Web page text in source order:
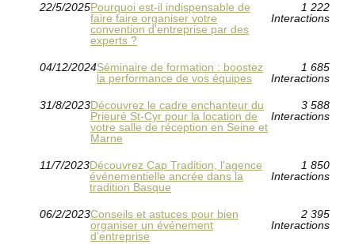
22/5/2025Pourquoi est-il indispensable de
faire faire organiser votre
convention d'entreprise par des
experts ?
1 222
Interactions
04/12/2024Séminaire de formation : boostez
la performance de vos équipes
1 685
Interactions
31/8/2023Découvrez le cadre enchanteur du
Prieuré St-Cyr pour la location de
votre salle de réception en Seine et
Marne
3 588
Interactions
11/7/2023Découvrez Cap Tradition, l'agence
événementielle ancrée dans la
tradition Basque
1 850
Interactions
06/2/2023Conseils et astuces pour bien
organiser un événement
d’entreprise
2 395
Interactions